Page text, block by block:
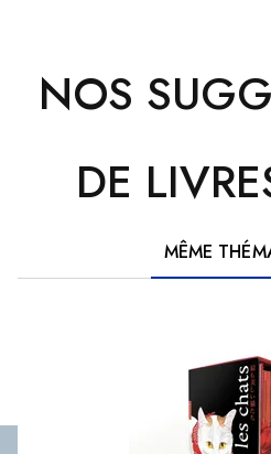
NOS
DE
MÊME